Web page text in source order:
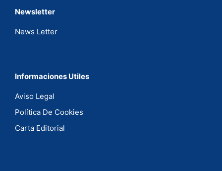
Newsletter
News Letter
Informaciones Utiles
Aviso Legal
Política De Cookies
Carta Editorial